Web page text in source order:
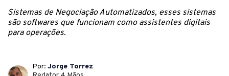
Sistemas de Negociação Automatizados, esses sistemas
são softwares que funcionam como assistentes digitais
para operações.
Por: Jorge Torrez